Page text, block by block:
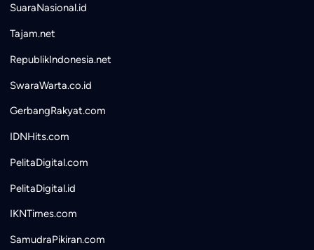
SuaraNasional.id
Tajam.net
RepublikIndonesia.net
SwaraWarta.co.id
GerbangRakyat.com
IDNHits.com
PelitaDigital.com
PelitaDigital.id
IKNTimes.com
SamudraPikiran.com